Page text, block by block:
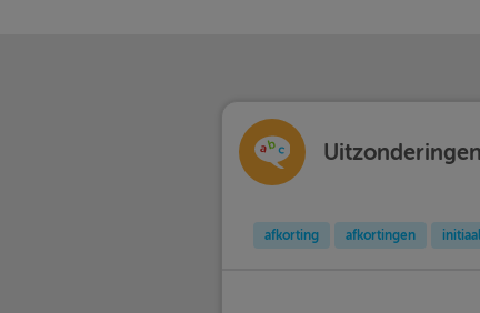
afkorting afkortingen